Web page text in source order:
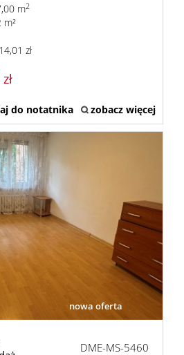
m2
m²
zł
zł
do notatnika zobacz więcej
nowa oferta
DME-MS-5460